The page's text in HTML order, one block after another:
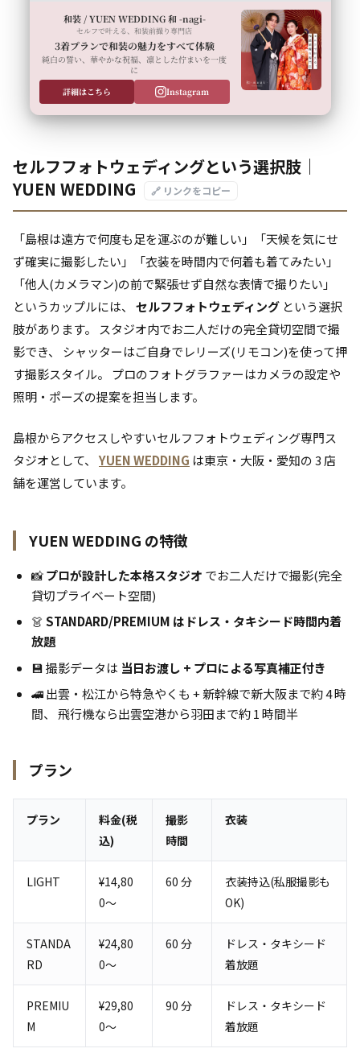
和装 / YUEN WEDDING 和 -nagi-
セルフで叶える、和装前撮り専門店
3着プランで和装の魅力をすべて体験
純白の誓い、華やかな祝福、凛とした佇まいを一度
に
詳細はこちら
Instagram
セルフフォトウェディングという選択肢｜
YUEN WEDDING
🔗 リンクをコピー
「島根は遠方で何度も足を運ぶのが難しい」「天候を気にせ
ず確実に撮影したい」「衣装を時間内で何着も着てみたい」
「他人(カメラマン)の前で緊張せず自然な表情で撮りたい」
というカップルには、 セルフフォトウェディング という選択
肢があります。 スタジオ内でお二人だけの完全貸切空間で撮
影でき、 シャッターはご自身でレリーズ(リモコン)を使って押
す撮影スタイル。 プロのフォトグラファーはカメラの設定や
照明・ポーズの提案を担当します。
島根からアクセスしやすいセルフフォトウェディング専門ス
タジオとして、 YUEN WEDDING は東京・大阪・愛知の 3 店
舗を運営しています。
YUEN WEDDING の特徴
📸プロが設計した本格スタジオ でお二人だけで撮影(完全
貸切プライベート空間)
👗 STANDARD/PREMIUM はドレス・タキシード時間内着
放題
💾 撮影データは 当日お渡し + プロによる写真補正付き
🚄 出雲・松江から特急やくも + 新幹線で新大阪まで約 4 時
間、 飛行機なら出雲空港から羽田まで約 1 時間半
プラン
プラン
料金(税
込)
撮影
時間
衣装
LIGHT
¥14,80
0〜
60 分
衣装持込(私服撮影も
OK)
STANDA
RD
¥24,80
0〜
60 分
ドレス・タキシード
着放題
PREMIU
M
¥29,80
0〜
90 分
ドレス・タキシード
着放題